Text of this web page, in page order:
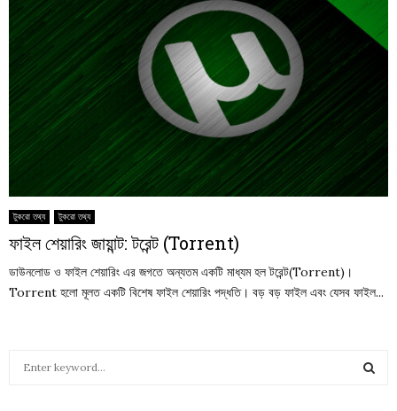
টুকরো তথ্য টুকরো তথ্য
ফাইল শেয়ারিং জায়ান্ট: টরেন্ট (Torrent)
ডাউনলোড ও ফাইল শেয়ারিং এর জগতে অন্যতম একটি মাধ্যম হল টরেন্ট(Torrent)।
Torrent হলো মূলত একটি বিশেষ ফাইল শেয়ারিং পদ্ধতি। বড় বড় ফাইল এবং যেসব ফাইল...